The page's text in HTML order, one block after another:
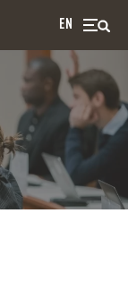
EN